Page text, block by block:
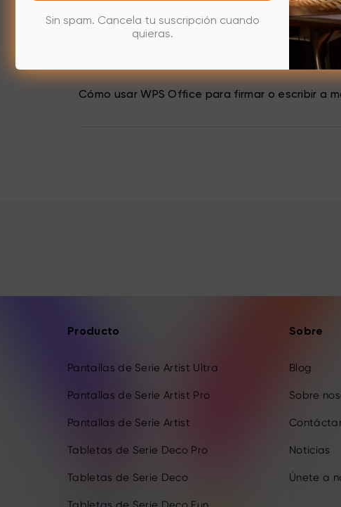
¿Cómo firmar o escribir en un documento de
Cómo usar WPS Office para firmar o escribir a
Producto
Pantallas de Serie Artist Ultra
Pantallas de Serie Artist Pro
Pantallas de Serie Artist
Tabletas de Serie Deco Pro
Tabletas de Serie Deco
Sobre
Blog
Sobre
Noticias
Únete a
Sin spam. Cancela tu suscripción cuando
quieras.